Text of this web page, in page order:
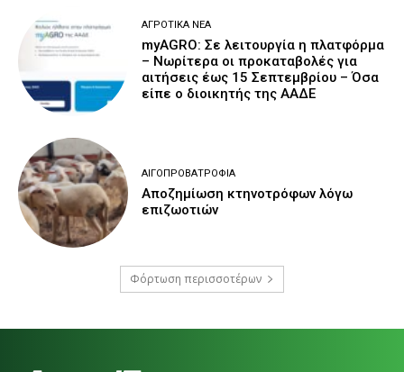
ΑΓΡΟΤΙΚΆ ΝΈΑ
myAGRO: Σε λειτουργία η πλατφόρμα
– Νωρίτερα οι προκαταβολές για
αιτήσεις έως 15 Σεπτεμβρίου – Όσα
είπε ο διοικητής της ΑΑΔΕ
ΑΙΓΟΠΡΟΒΑΤΡΟΦΊΑ
Αποζημίωση κτηνοτρόφων λόγω
επιζωοτιών
Φόρτωση περισσοτέρων